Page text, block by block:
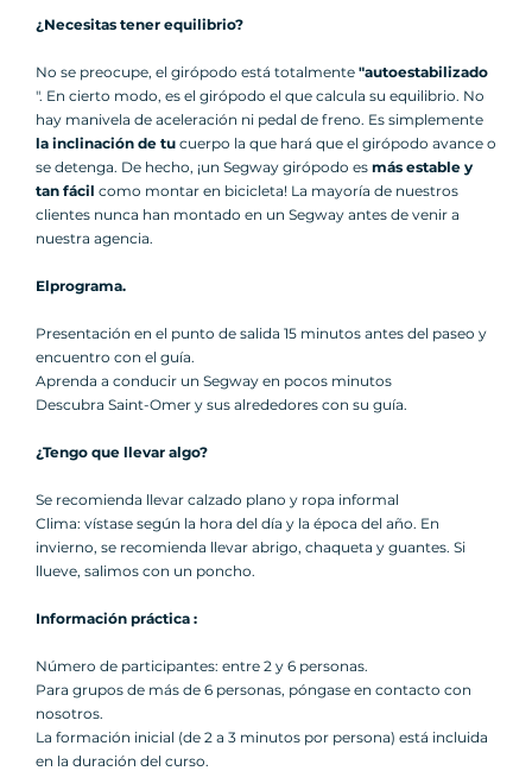
¿Necesitas tener equilibrio?
No se preocupe, el girópodo está totalmente "autoestabilizado
". En cierto modo, es el girópodo el que calcula su equilibrio. No
hay manivela de aceleración ni pedal de freno. Es simplemente
la inclinación de tu cuerpo la que hará que el girópodo avance o
se detenga. De hecho, ¡un Segway girópodo es más estable y
tan fácil como montar en bicicleta! La mayoría de nuestros
clientes nunca han montado en un Segway antes de venir a
nuestra agencia.
Elprograma.
Presentación en el punto de salida 15 minutos antes del paseo y
encuentro con el guía.
Aprenda a conducir un Segway en pocos minutos
Descubra Saint-Omer y sus alrededores con su guía.
¿Tengo que llevar algo?
Se recomienda llevar calzado plano y ropa informal
Clima: vístase según la hora del día y la época del año. En
invierno, se recomienda llevar abrigo, chaqueta y guantes. Si
llueve, salimos con un poncho.
Información práctica :
Número de participantes: entre 2 y 6 personas.
Para grupos de más de 6 personas, póngase en contacto con
nosotros.
La formación inicial (de 2 a 3 minutos por persona) está incluida
en la duración del curso.